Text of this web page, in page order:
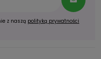
z naszą polityką prywatności